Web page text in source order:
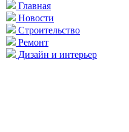
Главная
Новости
Строительство
Ремонт
Дизайн и интерьер